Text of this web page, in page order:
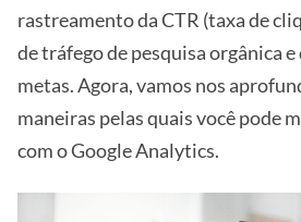
rastreamento da CTR (taxa de
de tráfego de pesquisa orgânica e
metas. Agora, vamos nos
maneiras pelas quais você pode
com o Google Analytics.